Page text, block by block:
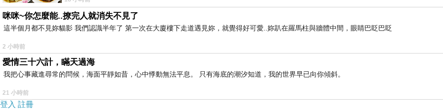
咪咪~你怎麼能..撩完人就消失不見了
這半個月都不見妳貓影 我們認識半年了 第一次在大廈樓下走道遇見妳，就覺得好可愛..妳趴在羅馬柱與牆體中間，眼睛巴眨巴眨
2 小時前
愛情三十六計，瞞天過海
我把心事藏進尋常的問候，海面平靜如昔，心中悸動無法平息。 只有海底的潮汐知道，我的世界早已向你傾斜。
21 小時前
登入 註冊